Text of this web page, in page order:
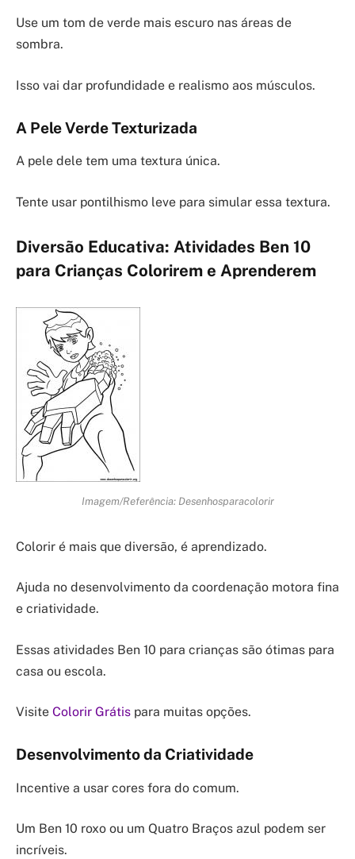
Use um tom de verde mais escuro nas áreas de
sombra.
Isso vai dar profundidade e realismo aos músculos.
A Pele Verde Texturizada
A pele dele tem uma textura única.
Tente usar pontilhismo leve para simular essa textura.
Diversão Educativa: Atividades Ben 10
para Crianças Colorirem e Aprenderem
Imagem/Referência: Desenhosparacolorir
Colorir é mais que diversão, é aprendizado.
Ajuda no desenvolvimento da coordenação motora fina
e criatividade.
Essas atividades Ben 10 para crianças são ótimas para
casa ou escola.
Visite Colorir Grátis para muitas opções.
Desenvolvimento da Criatividade
Incentive a usar cores fora do comum.
Um Ben 10 roxo ou um Quatro Braços azul podem ser
incríveis.